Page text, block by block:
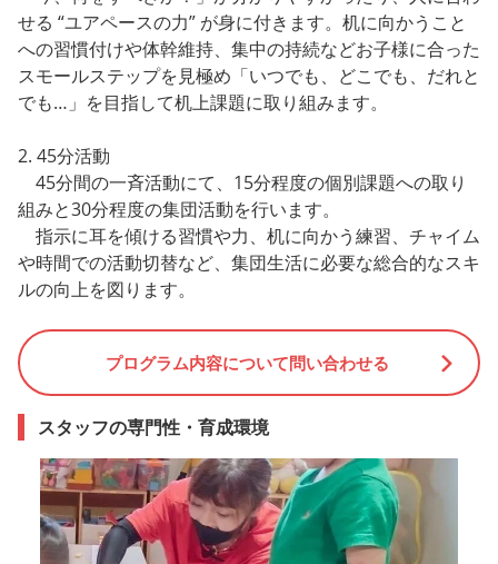
せる “ユアペースの力” が身に付きます。机に向かうこと
への習慣付けや体幹維持、集中の持続などお子様に合った
スモールステップを見極め「いつでも、どこでも、だれと
でも…」を目指して机上課題に取り組みます。
2. 45分活動
45分間の一斉活動にて、15分程度の個別課題への取り
組みと30分程度の集団活動を行います。
指示に耳を傾ける習慣や力、机に向かう練習、チャイム
や時間での活動切替など、集団生活に必要な総合的なスキ
ルの向上を図ります。
プログラム内容について問い合わせる
スタッフの専門性・育成環境